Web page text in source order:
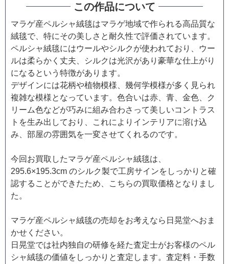
この作品について
マラゲ産ペルシャ絨毯はマラゲ地域で作られる高品質な
絨毯で、特にその美しさと耐久性で評価されています。
ペルシャ絨毯にはウールやシルクが使われており、ウー
ルは柔らかく丈夫、シルクは光沢があり豪華な仕上がり
になるという特徴があります。
デザインには花柄や植物模様、幾何学模様が多く見られ
複雑な模様となっています。色合いは赤、青、金色、ク
リーム色などが巧みに組み合わさって美しいコントラス
トを生み出しており、これによりインテリアに溶け込
み、部屋の雰囲気を一変させてくれるのです。
今回お買取したマラゲ産ペルシャ絨毯は、
295.6×195.3cm のシルク製で工房サインをしっかりと確
認することができたため、こちらの買取価格となりまし
た。
マラゲ産ペルシャ絨毯の売却をお考えなら日晃堂へおま
かせください。
日晃堂では社内独自の研修を経た査定士がお客様のペル
シャ絨毯の価値をしっかりと査定します。査定料・手数